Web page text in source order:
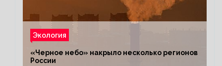
Экология
«Черное небо» накрыло несколько регионов
России